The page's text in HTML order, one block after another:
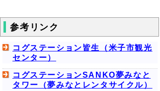
参考リンク
コグステーション皆生（米子市観光
センター）
コグステーションSANKO夢みなと
タワー（夢みなとレンタサイクル）